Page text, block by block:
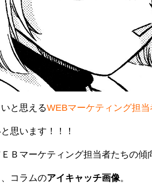
と思えるWEBマーケティング担当
思います！！！
Ｂマーケティング担当者たちの傾
コラムのアイキャッチ画像。